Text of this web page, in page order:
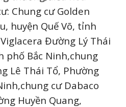
Chung cư Golden
huyện Quế Võ, tỉnh
Đường Lý Thái
phố Bắc Ninh,chung
Lê Thái Tổ, Phường
cư Dabaco
Huyền Quang,